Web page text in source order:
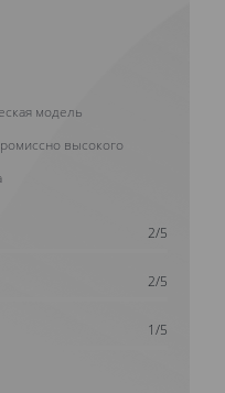
модель
высокого
2/5
2/5
1/5